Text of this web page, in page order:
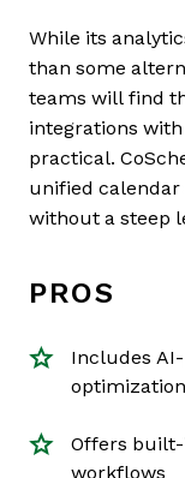
While its
than some
teams will find
integrations
practical.
unified calendar
without a steep
PROS
Includes
Offers
workflows